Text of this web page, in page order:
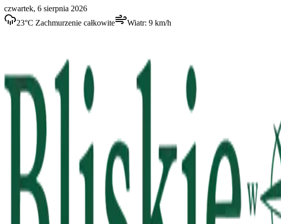
czwartek, 6 sierpnia 2026
23°C Zachmurzenie całkowite Wiatr: 9 km/h